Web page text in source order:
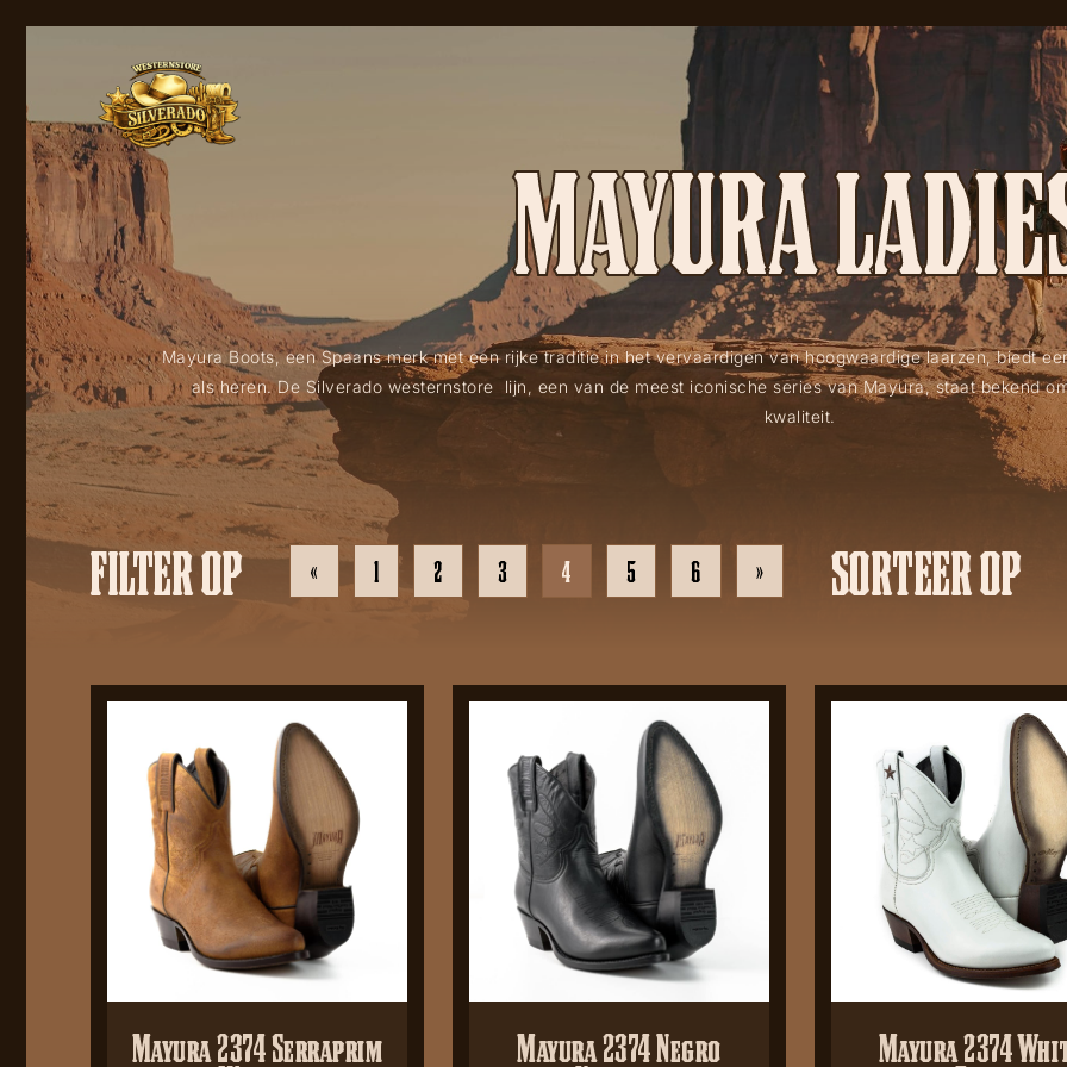
MAYURA
Mayura Boots, een Spaans merk met een rijke traditie in het vervaardigen van hoogwaardige laarzen, biedt
als heren. De Silverado westernstore lijn, een van de meest iconische series van Mayura, staat bekend
kwaliteit.
FILTER OP « 1 2 3 4 5 6 » SORTEER OP
Mayura 2374 Serraprim Mayura 2374 Negro Mayura 2374